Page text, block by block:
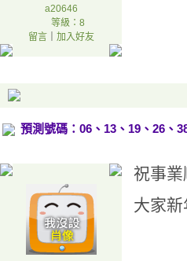
a20646
等級：8
留言｜ 加入好友
預測號碼：06、13、19、26、
祝事
大家